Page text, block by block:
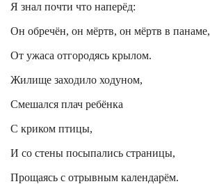
Я знал почти что наперёд:
Он обречён, он мёртв, он мёртв в панаме,
От ужаса отгородясь крылом.
Жилище заходило ходуном,
Смешался плач ребёнка
С криком птицы,
И со стены посыпались страницы,
Прощаясь с отрывным календарём.